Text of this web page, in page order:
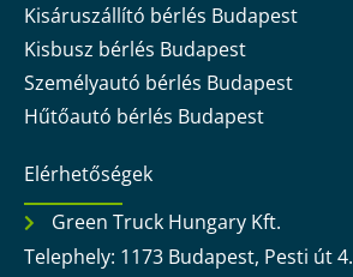
Kisáruszállító bérlés Budapest
Kisbusz bérlés Budapest
Személyautó bérlés Budapest
Hűtőautó bérlés Budapest
Elérhetőségek
Green Truck Hungary Kft.
Telephely: 1173 Budapest, Pesti út 4.